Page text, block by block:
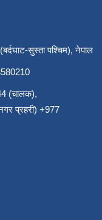
सुस्ता पश्चिम), नेपाल
(चालक),
प्रहरी) +977